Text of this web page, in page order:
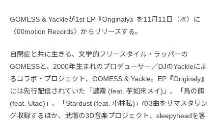
GOMESS & Yackleが1st EP『Originaly』を11月11日（水）に
〈00motion Records〉からリリースする。
自閉症と共に生きる、文学的フリースタイル・ラッパーの
GOMESSと、2000年生まれのプロデューサー／DJのYackleによ
るコラボ・プロジェクト、GOMESS & Yackle。EP『Originaly』
には先行配信されていた「濃霧 (feat. 芋如来メイ)」、「烏の餌
(feat. Utae)」、「Stardust (feat. 小林私)」の3曲をリマスタリン
グ収録するほか、武瑠の3D音楽プロジェクト、sleepyheadを客